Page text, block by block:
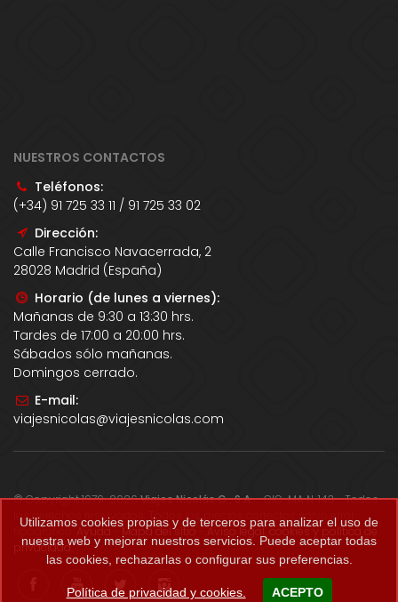
NUESTROS CONTACTOS
Teléfonos:
(+34) 91 725 33 11 / 91 725 33 02
Dirección:
Calle Francisco Navacerrada, 2
28028 Madrid (España)
Horario (de lunes a viernes):
Mañanas de 9:30 a 13:30 hrs.
Tardes de 17:00 a 20:00 hrs.
Sábados sólo mañanas.
Domingos cerrado.
E-mail:
viajesnicolas@viajesnicolas.com
© Copyright 1979-2026Viajes Nicolás G., S.A.- CIC-MA N. 143 - Todos
los derechos reservados. Todos los precios correctos salvo error
tipográfico. Ayuda-Mapa del sitio -Aviso legal, cookies y política de
privacidad.
Utilizamos cookies propias y de terceros para analizar el uso de
nuestra web y mejorar nuestros servicios. Puede aceptar todas
las cookies, rechazarlas o configurar sus preferencias.
Política de privacidad y cookies. ACEPTO